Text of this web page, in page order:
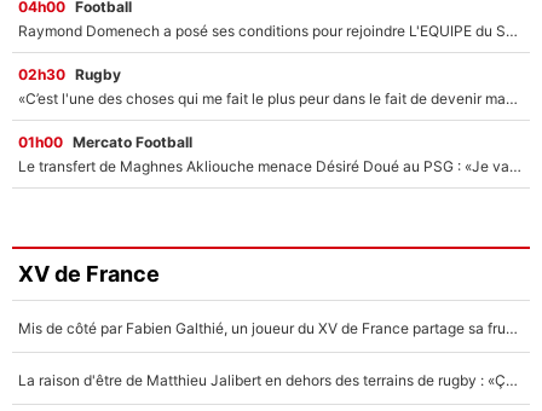
04h00 Football
Raymond Domenech a posé ses conditions pour rejoindre L'EQUIPE du Soir : Il refuse de faire l'émission avec un autre chroniqueur !
02h30 Rugby
«C’est l'une des choses qui me fait le plus peur dans le fait de devenir maman» : En couple avec Antoine Dupont, Iris Mittenaere s'inquiète déjà pour ses futurs enfants !
01h00 Mercato Football
Le transfert de Maghnes Akliouche menace Désiré Doué au PSG : «Je valide à 200%»
XV de France
Mis de côté par Fabien Galthié, un joueur du XV de France partage sa frustration : «ils ne me l’ont pas dit tout de suite»
La raison d'être de Matthieu Jalibert en dehors des terrains de rugby : «Ça m'atteint autant que si tu touches à un membre de ma famille»